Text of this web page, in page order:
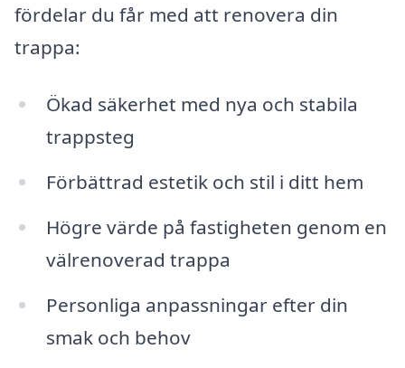
fördelar du får med att renovera din
trappa:
Ökad säkerhet med nya och stabila
trappsteg
Förbättrad estetik och stil i ditt hem
Högre värde på fastigheten genom en
välrenoverad trappa
Personliga anpassningar efter din
smak och behov